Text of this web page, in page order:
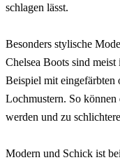
schlagen lässt.
Besonders stylische
Chelsea Boots sind
Beispiel mit eingefärbten
Lochmustern. So
werden und zu
Modern und Schick ist